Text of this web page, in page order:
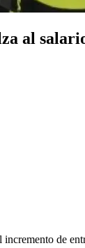
al
de